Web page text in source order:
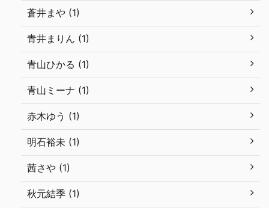
蒼井まや (1)
青井まりん (1)
青山ひかる (1)
青山ミーナ (1)
赤木ゆう (1)
明石裕未 (1)
茜さや (1)
秋元結季 (1)